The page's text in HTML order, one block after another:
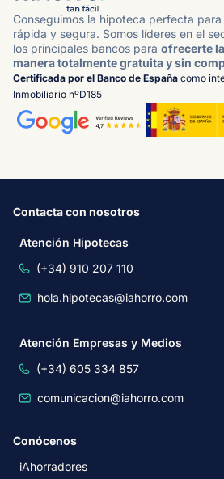
Conseguimos la hipoteca perfecta
rápida y segura. Somos líderes en el
los principales bancos para ofrecerte
manera totalmente gratuita y sin
Certificada por el Banco de España como
Inmobiliario nºD185
Contacta con nosotros
Atención Hipotecas
(+34) 910 207 110
hola.hipotecas@iahorro.com
Atención Empresas y Medios
(+34) 605 334 857
comunicacion@iahorro.com
Conócenos
iAhorradores